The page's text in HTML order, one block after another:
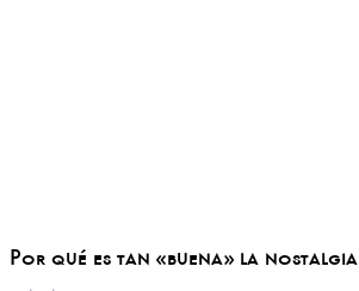
Por qué es tan «buena» la nostalgia